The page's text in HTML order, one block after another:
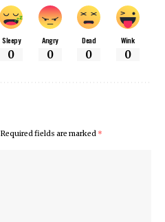
Sleepy
0
Angry
0
Dead
0
Wink
0
Required fields are marked *